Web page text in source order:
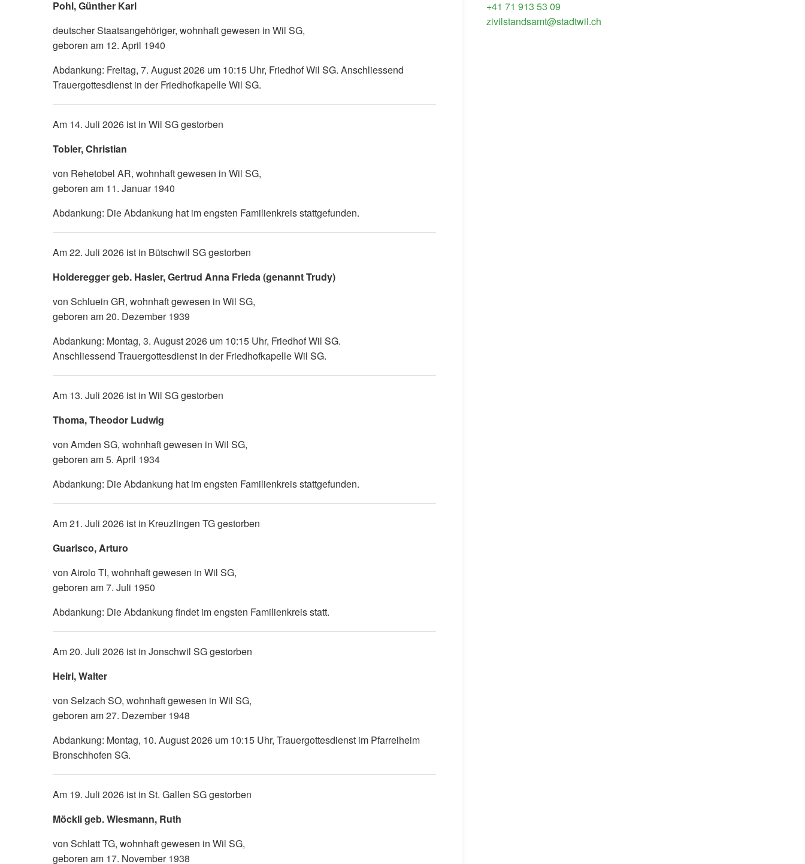
Pohl, Günther Karl
deutscher Staatsangehöriger, wohnhaft gewesen in Wil SG,
geboren am 12. April 1940
Abdankung: Freitag, 7. August 2026 um 10:15 Uhr, Friedhof Wil SG. Anschliessend
Trauergottesdienst in der Friedhofkapelle Wil SG.
Am 14. Juli 2026 ist in Wil SG gestorben
Tobler, Christian
von Rehetobel AR, wohnhaft gewesen in Wil SG,
geboren am 11. Januar 1940
Abdankung: Die Abdankung hat im engsten Familienkreis stattgefunden.
Am 22. Juli 2026 ist in Bütschwil SG gestorben
Holderegger geb. Hasler, Gertrud Anna Frieda (genannt Trudy)
von Schluein GR, wohnhaft gewesen in Wil SG,
geboren am 20. Dezember 1939
Abdankung: Montag, 3. August 2026 um 10:15 Uhr, Friedhof Wil SG.
Anschliessend Trauergottesdienst in der Friedhofkapelle Wil SG.
Am 13. Juli 2026 ist in Wil SG gestorben
Thoma, Theodor Ludwig
von Amden SG, wohnhaft gewesen in Wil SG,
geboren am 5. April 1934
Abdankung: Die Abdankung hat im engsten Familienkreis stattgefunden.
Am 21. Juli 2026 ist in Kreuzlingen TG gestorben
Guarisco, Arturo
von Airolo TI, wohnhaft gewesen in Wil SG,
geboren am 7. Juli 1950
Abdankung: Die Abdankung findet im engsten Familienkreis statt.
Am 20. Juli 2026 ist in Jonschwil SG gestorben
Heiri, Walter
von Selzach SO, wohnhaft gewesen in Wil SG,
geboren am 27. Dezember 1948
Abdankung: Montag, 10. August 2026 um 10:15 Uhr, Trauergottesdienst im Pfarreiheim
Bronschhofen SG.
Am 19. Juli 2026 ist in St. Gallen SG gestorben
Möckli geb. Wiesmann, Ruth
von Schlatt TG, wohnhaft gewesen in Wil SG,
geboren am 17. November 1938
+41 71 913 53 09
zivilstandsamt@stadtwil.ch